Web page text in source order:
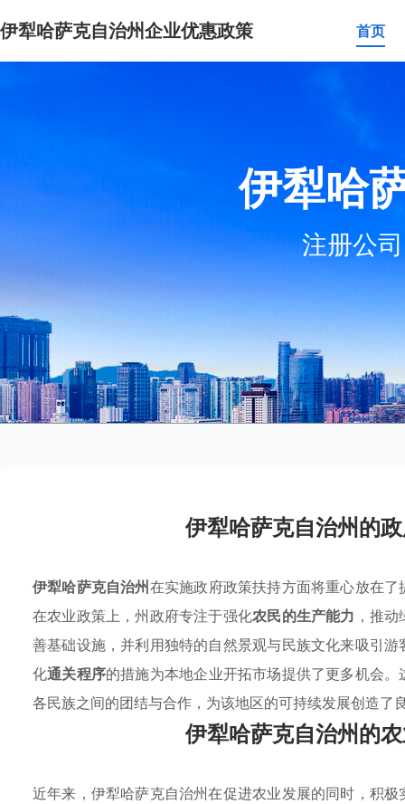
伊犁哈萨克自治州企业优惠政策 首页
伊犁哈
注册公
伊犁哈萨克自治州的
伊犁哈萨克自治州在实施政府政策扶持方面将重心放在
在农业政策上，州政府专注于强化农民的生产能力 ，推
善基础设施，并利用独特的自然景观与民族文化来吸引
化通关程序的措施为本地企业开拓市场提供了更多机会
各民族之间的团结与合作，为该地区的可持续发展创造了
伊犁哈萨克自治州的
近年来，伊犁哈萨克自治州在促进农业发展的同时，积极